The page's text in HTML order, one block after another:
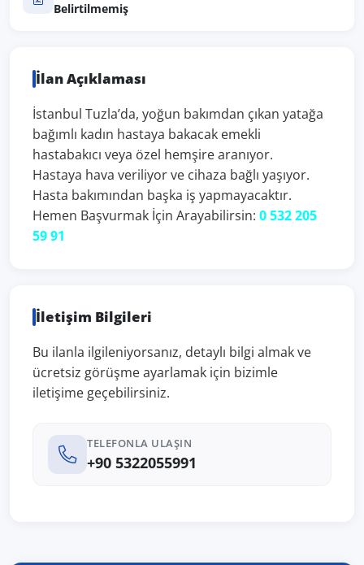
Belirtilmemiş
İlan Açıklaması
İstanbul Tuzla’da, yoğun bakımdan çıkan yatağa
bağımlı kadın hastaya bakacak emekli
hastabakıcı veya özel hemşire aranıyor.
Hastaya hava veriliyor ve cihaza bağlı yaşıyor.
Hasta bakımından başka iş yapmayacaktır.
Hemen Başvurmak İçin Arayabilirsin: 0 532 205
59 91
İletişim Bilgileri
Bu ilanla ilgileniyorsanız, detaylı bilgi almak ve
ücretsiz görüşme ayarlamak için bizimle
iletişime geçebilirsiniz.
TELEFONLA ULAŞIN
+90 5322055991